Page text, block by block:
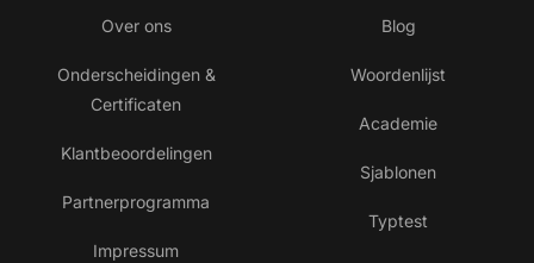
Over ons
Onderscheidingen &
Certificaten
Klantbeoordelingen
Partnerprogramma
Impressum
Blog
Woordenlijst
Academie
Sjablonen
Typtest